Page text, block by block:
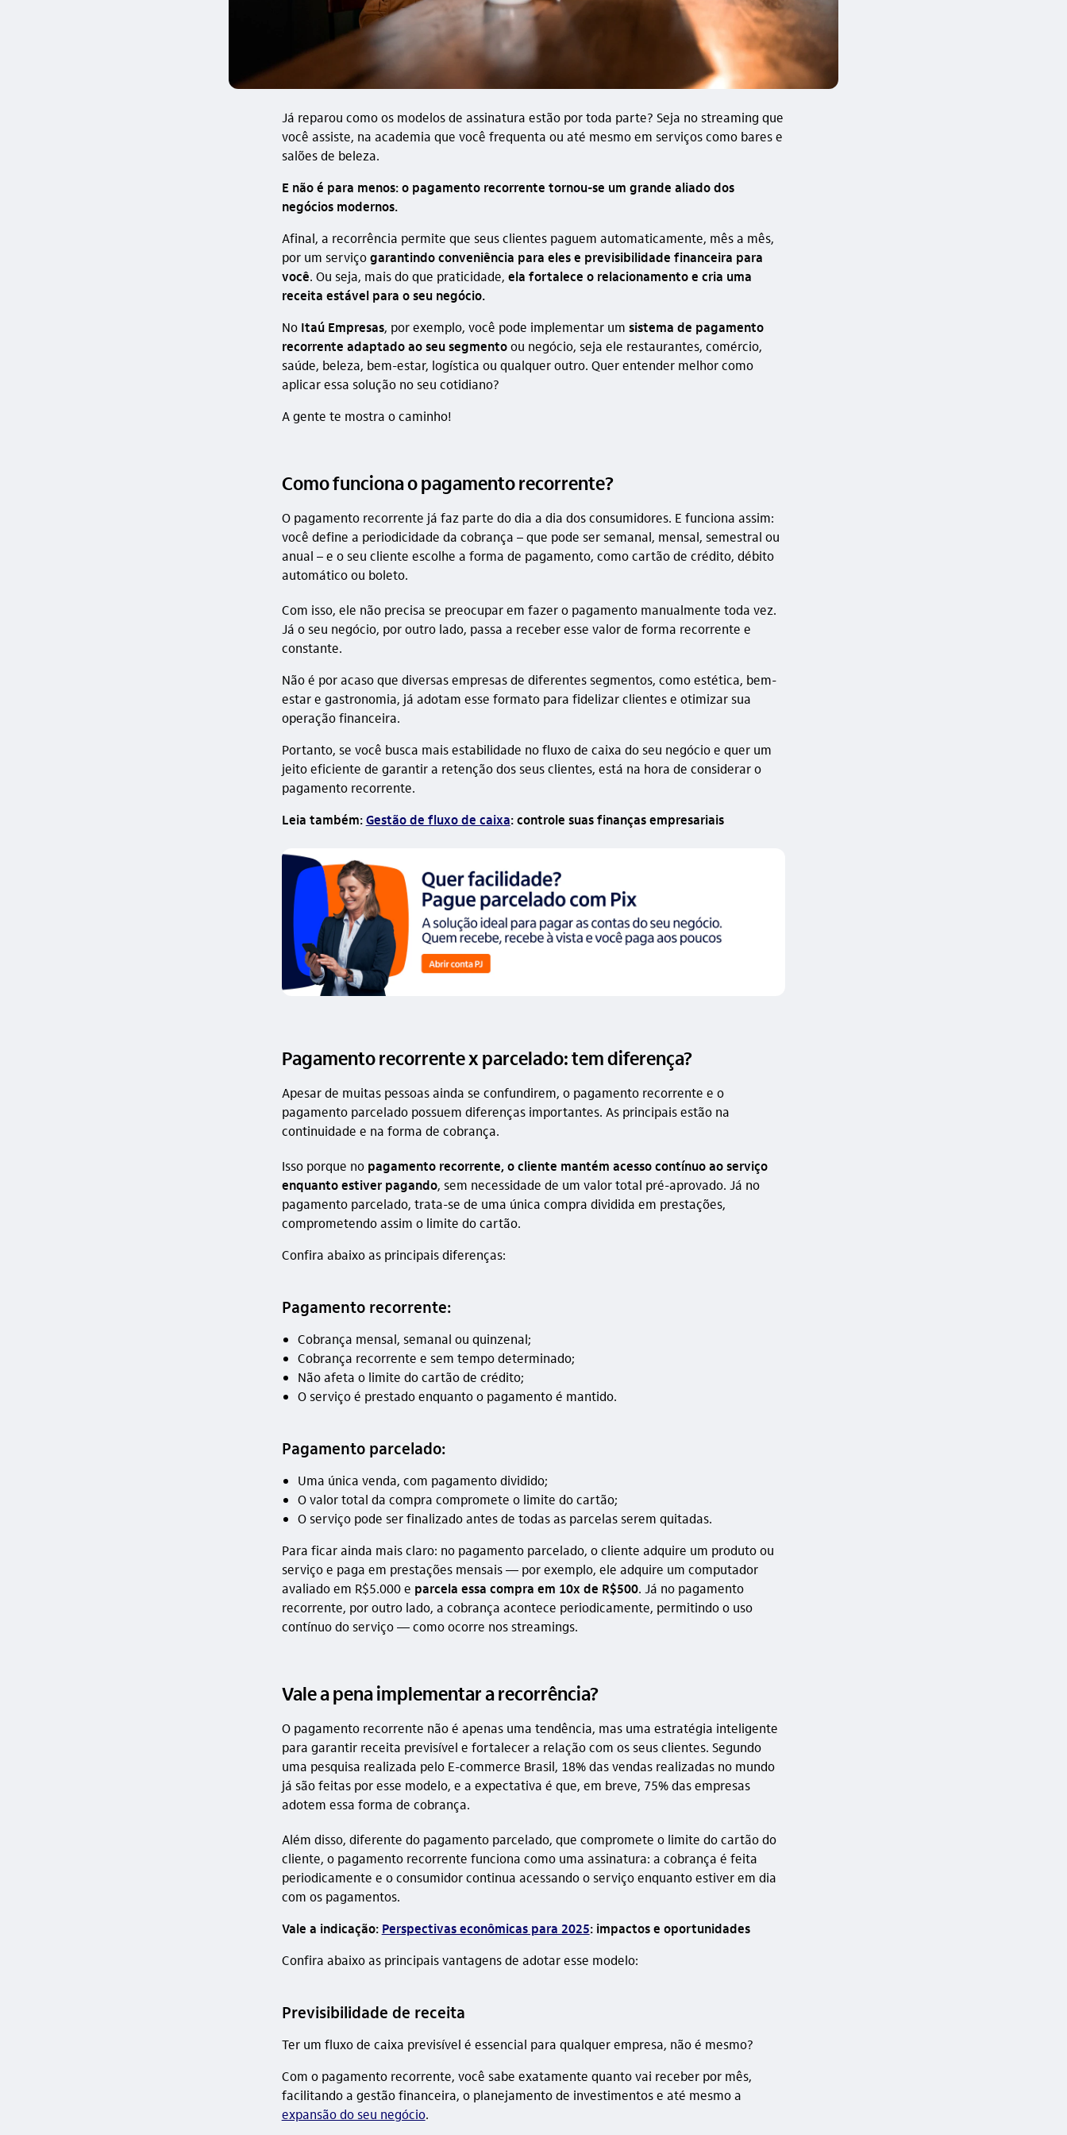
Já reparou como os modelos de assinatura estão por toda parte? Seja nostreaming que
você assiste, na academia que você frequenta ou até mesmo em serviços como bares e
salões de beleza.
E não é para menos: o pagamento recorrente tornou-se um grande aliado dos
negócios modernos.
Afinal, a recorrência permite que seus clientes paguem automaticamente, mês a mês,
por um serviçogarantindo conveniência para eles e previsibilidade financeira para
você. Ou seja, mais do que praticidade, ela fortalece o relacionamento e cria uma
receita estável para o seu negócio.
NoItaú Empresas, por exemplo, você pode implementar um sistema de pagamento
recorrente adaptado ao seu segmentoou negócio, seja ele restaurantes, comércio,
saúde, beleza, bem-estar, logística ou qualquer outro. Quer entender melhor como
aplicar essa solução no seu cotidiano?
A gente te mostra o caminho!
Como funciona o pagamento recorrente?
O pagamento recorrente já faz parte do dia a dia dos consumidores. E funciona assim:
você define a periodicidade da cobrança – que pode ser semanal, mensal, semestral ou
anual – e o seu cliente escolhe a forma de pagamento, como cartão de crédito, débito
automático ou boleto.
Com isso, ele não precisa se preocupar em fazer o pagamento manualmente toda vez.
Já o seu negócio, por outro lado, passa a receber esse valor de forma recorrente e
constante.
Não é por acaso que diversas empresas de diferentes segmentos, como estética, bem-
estar e gastronomia, já adotam esse formato para fidelizar clientes e otimizar sua
operação financeira.
Portanto, se você busca mais estabilidade no fluxo de caixa do seu negócio e quer um
jeito eficiente de garantir a retenção dos seus clientes, está na hora de considerar o
pagamento recorrente.
Leia também:Gestão de fluxo de caixa: controle suas finanças empresariais
Pagamento recorrente x parcelado: tem diferença?
Apesar de muitas pessoas ainda se confundirem, o pagamento recorrente e o
pagamento parcelado possuem diferenças importantes. As principais estão na
continuidade e na forma de cobrança.
Isso porque no pagamento recorrente, o cliente mantém acesso contínuo ao serviço
enquanto estiver pagando, sem necessidade de um valor total pré-aprovado. Já no
pagamento parcelado, trata-se de uma única compra dividida em prestações,
comprometendo assim o limite do cartão.
Confira abaixo as principais diferenças:
Pagamento recorrente:
Cobrança mensal, semanal ou quinzenal;
Cobrança recorrente e sem tempo determinado;
Não afeta o limite do cartão de crédito;
O serviço é prestado enquanto o pagamento é mantido.
Pagamento parcelado:
Uma única venda, com pagamento dividido;
O valor total da compra compromete o limite do cartão;
O serviço pode ser finalizado antes de todas as parcelas serem quitadas.
Para ficar ainda mais claro: no pagamento parcelado, o cliente adquire um produto ou
serviço e paga em prestações mensais — por exemplo, ele adquire um computador
avaliado em R$5.000 e parcela essa compra em 10x de R$500. Já no pagamento
recorrente, por outro lado, a cobrança acontece periodicamente, permitindo o uso
contínuo do serviço — como ocorre nosstreamings.
Vale a pena implementar a recorrência?
O pagamento recorrente não é apenas uma tendência, mas uma estratégia inteligente
para garantir receita previsível e fortalecer a relação com os seus clientes. Segundo
uma pesquisa realizada pelo E-commerce Brasil, 18% das vendas realizadas no mundo
já são feitas por esse modelo, e a expectativa é que, em breve, 75% das empresas
adotem essa forma de cobrança.
Além disso, diferente do pagamento parcelado, que compromete o limite do cartão do
cliente, o pagamento recorrente funciona como uma assinatura: a cobrança é feita
periodicamente e o consumidor continua acessando o serviço enquanto estiver em dia
com os pagamentos.
Vale a indicação: Perspectivas econômicas para 2025: impactos e oportunidades
Confira abaixo as principais vantagens de adotar esse modelo:
Previsibilidade de receita
Ter um fluxo de caixa previsível é essencial para qualquer empresa, não é mesmo?
Com o pagamento recorrente, você sabe exatamente quanto vai receber por mês,
facilitando a gestão financeira, o planejamento de investimentos e até mesmo a
expansão do seu negócio.